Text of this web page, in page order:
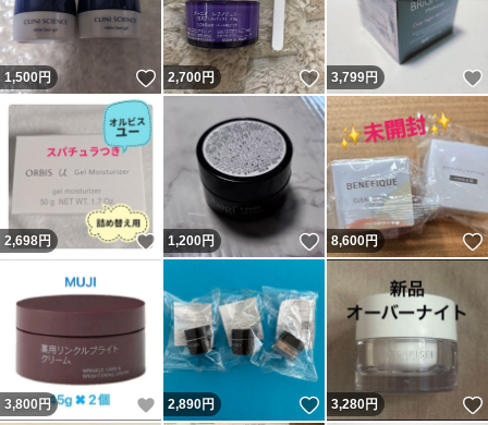
1,500円 いいね！
2,700円 いいね！
3,799円
2,698円 いいね！
1,200円 いいね！
8,600円
3,800 円 いいね！
2,890円 いいね！
3,280円